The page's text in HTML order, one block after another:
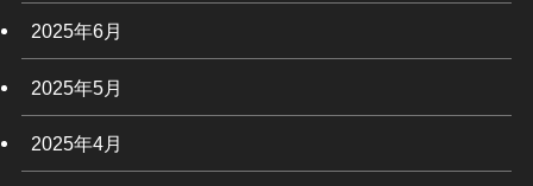
2025年6月
2025年5月
2025年4月